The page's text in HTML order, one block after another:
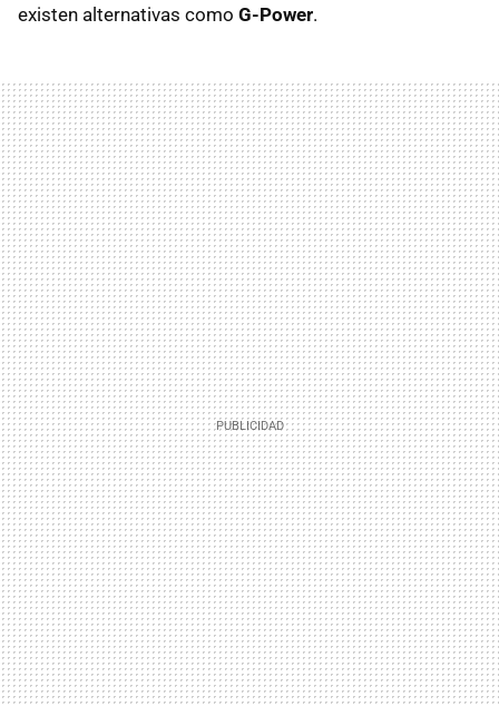
existen alternativas como G-Power.